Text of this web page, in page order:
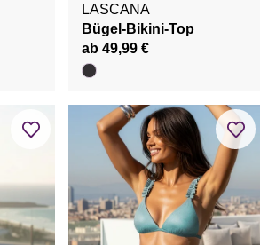
LASCANA
Bügel-Bikini-Top
ab 49,99 €